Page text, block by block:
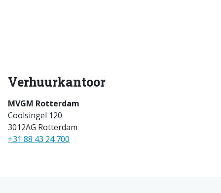
Verhuurkantoor
MVGM Rotterdam
Coolsingel 120
3012AG Rotterdam
+31 88 43 24 700